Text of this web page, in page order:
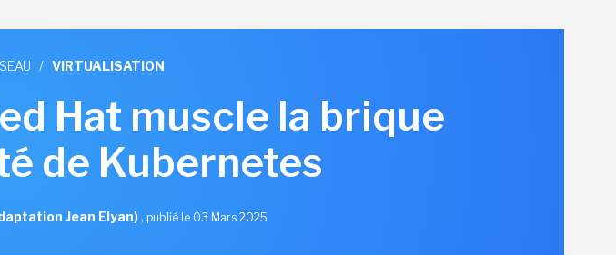
/ VIRTUALISATION
Hat muscle la brique
de Kubernetes
Jean Elyan), publié le 03 Mars 2025